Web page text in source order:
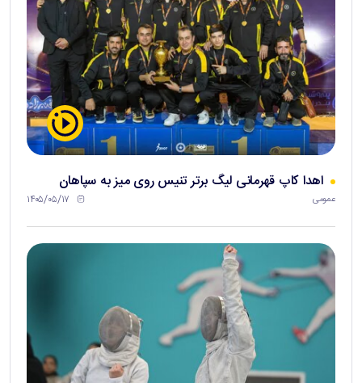
اهدا کاپ قهرمانی لیگ برتر تنیس روی میز به سپاهان
عمومی ۱۴۰۵/۰۵/۱۷